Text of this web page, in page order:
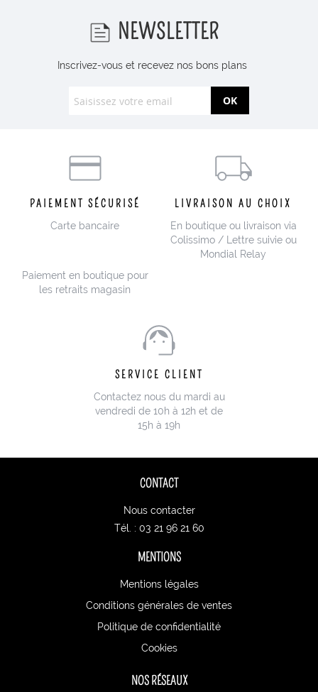
NEWSLETTER
Inscrivez-vous et recevez nos bons plans
OK
PAIEMENT SÉCURISÉ
Carte bancaire
Paiement en boutique pour
les retraits magasin
LIVRAISON AU CHOIX
En boutique ou livraison via
Colissimo / Lettre suivie ou
Mondial Relay
SERVICE CLIENT
Contactez nous du mardi au
vendredi de 10h à 12h et de
15h à 19h
CONTACT
Nous contacter
Tél. : 03 21 96 21 60
MENTIONS
Mentions légales
Conditions générales de ventes
Politique de confidentialité
Cookies
NOS RÉSEAUX